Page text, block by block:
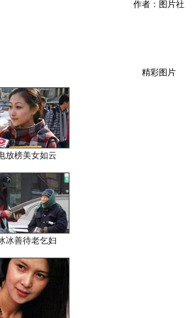
作者：图片社
精彩图片
放榜美女如云
冰善待老乞妇